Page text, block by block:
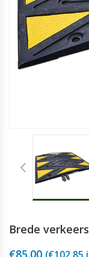
Brede
€85.00 (€102.85